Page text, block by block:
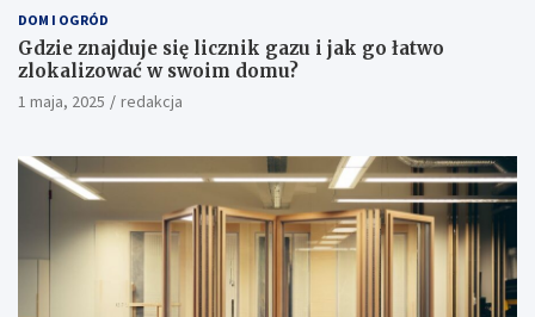
DOM I OGRÓD
Gdzie znajduje się licznik gazu i jak go łatwo
zlokalizować w swoim domu?
1 maja, 2025 redakcja